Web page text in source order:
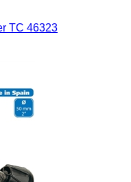
TC 46323